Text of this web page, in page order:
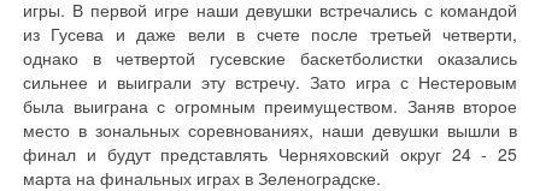
игры. В первой игре наши девушки встречались с командой
из Гусева и даже вели в счете после третьей четверти,
однако в четвертой гусевские баскетболистки оказались
сильнее и выиграли эту встречу. Зато игра с Нестеровым
была выиграна с огромным преимуществом. Заняв второе
место в зональных соревнованиях, наши девушки вышли в
финал и будут представлять Черняховский округ 24 - 25
марта на финальных играх в Зеленоградске.